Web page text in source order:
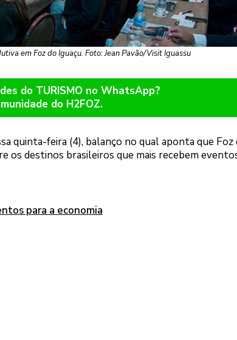
em Foz do Iguaçu. Foto: Jean Pavão/Visit Iguassu
do TURISMO no WhatsApp?
do H2FOZ.
quinta-feira (4), balanço no qual aponta que Foz
os destinos brasileiros que mais recebem
para a economia